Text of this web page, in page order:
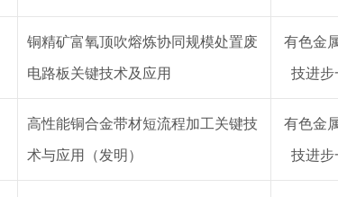
铜精矿富氧顶吹熔炼协同规模处置废
电路板关键技术及应用
有色金
技进步
高性能铜合金带材短流程加工关键技
术与应用（发明）
有色金
技进步